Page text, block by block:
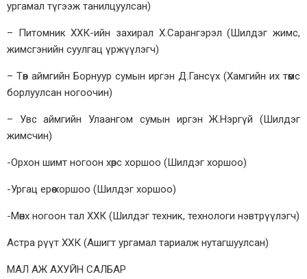
ургамал түгээж танилцуулсан)
– Питомник ХХК-ийн захирал Х.Сарангэрэл (Шилдэг жимс,
жимсгэнийн суулгац үржүүлэгч)
– Төв аймгийн Борнуур сумын иргэн Д.Гансүх (Хамгийн их төмс
борлуулсан ногоочин)
– Увс аймгийн Улаангом сумын иргэн Ж.Нэргүй (Шилдэг
жимсчин)
-Орхон шимт ногоон хөрс хоршоо (Шилдэг хоршоо)
-Ургац ерөө хоршоо (Шилдэг хоршоо)
-Мөнх ногоон тал ХХК (Шилдэг техник, технологи нэвтрүүлэгч)
Астра рүүт ХХК (Ашигт ургамал тариалж нутагшуулсан)
МАЛ АЖ АХУЙН САЛБАР